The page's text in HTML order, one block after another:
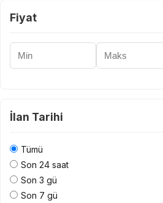
Fiyat
Minimum Fiyat
Maksimum Fiyat
İlan Tarihi
Tümü
Son 24 saat
Son 3 gü
Son 7 gü